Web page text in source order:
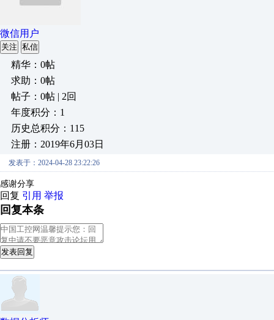
微信用户
关注 私信
精华：0帖
求助：0帖
帖子：0帖 | 2回
年度积分：1
历史总积分：115
注册：2019年6月03日
发表于：2024-04-28 23:22:26
感谢分享
回复 引用 举报
回复本条
发表回复